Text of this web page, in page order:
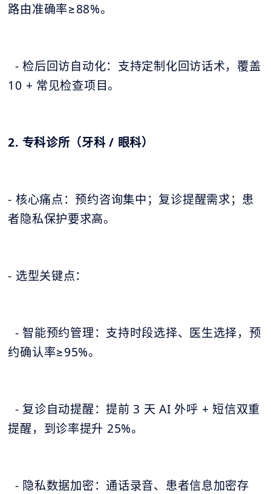
路由准确率≥88%。
- 检后回访自动化：支持定制化回访话术，覆盖
10 + 常见检查项目。
2. 专科诊所（牙科 / 眼科）
- 核心痛点：预约咨询集中；复诊提醒需求；患
者隐私保护要求高。
- 选型关键点：
- 智能预约管理：支持时段选择、医生选择，预
约确认率≥95%。
- 复诊自动提醒：提前 3 天 AI 外呼 + 短信双重
提醒，到诊率提升 25%。
- 隐私数据加密：通话录音、患者信息加密存